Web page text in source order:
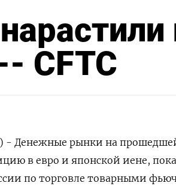
CFTC
- Денежные рынки на
в евро и японской иене,
по торговле товарными